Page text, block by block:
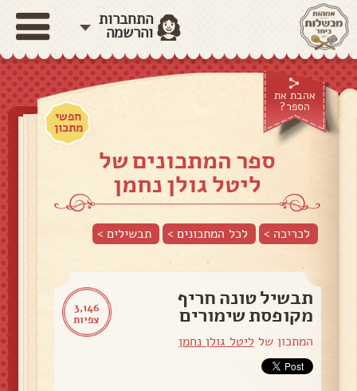
התחברות
והרשמה
אהבת את
הספר?
חפשי
מתכון
ספר המתכונים של
ליטל גולן נחמן
לכריכה > לכל המתכונים > תבשילים>
3,146
צפיות
תבשיל טונה חריף
מקופסת שימורים
המתכון של ליטל גולן נחמן